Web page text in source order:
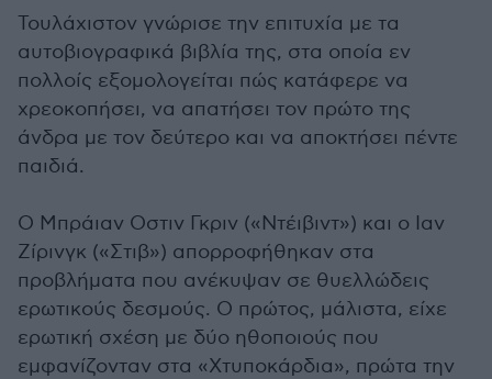
Τουλάχιστον γνώρισε την επιτυχία με τα
αυτοβιογραφικά βιβλία της, στα οποία εν
πολλοίς εξομολογείται πώς κατάφερε να
χρεοκοπήσει, να απατήσει τον πρώτο της
άνδρα με τον δεύτερο και να αποκτήσει πέντε
παιδιά.
Ο Μπράιαν Οστιν Γκριν («Ντέιβιντ») και ο Ιαν
Ζίρινγκ («Στιβ») απορροφήθηκαν στα
προβλήματα που ανέκυψαν σε θυελλώδεις
ερωτικούς δεσμούς. Ο πρώτος, μάλιστα, είχε
ερωτική σχέση με δύο ηθοποιούς που
εμφανίζονταν στα «Χτυποκάρδια», πρώτα την